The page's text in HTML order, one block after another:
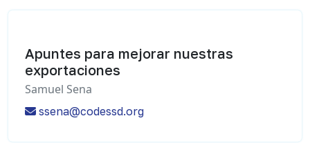
Apuntes para mejorar nuestras
exportaciones
Samuel Sena
ssena@codessd.org